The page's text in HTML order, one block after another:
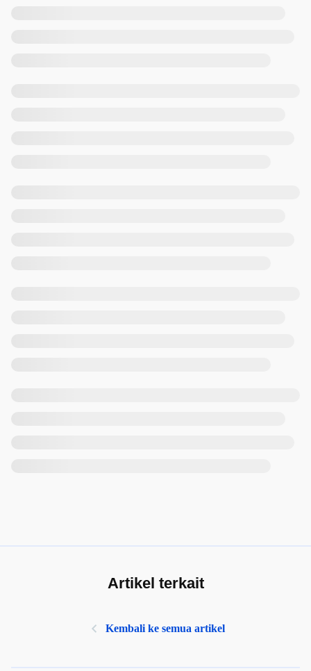
Artikel terkait
Kembali ke semua artikel